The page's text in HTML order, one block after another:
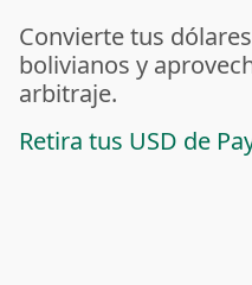
Convierte tus
bolivianos y
arbitraje.
Retira tus USD de